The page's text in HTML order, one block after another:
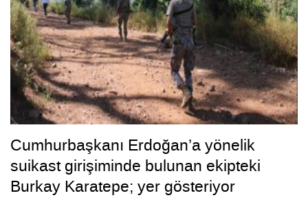
Cumhurbaşkanı Erdoğan’a yönelik
suikast girişiminde bulunan ekipteki
Burkay Karatepe; yer gösteriyor